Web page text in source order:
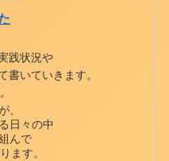
践状況や
書いていきます。
、
日々の中
んで
ます。